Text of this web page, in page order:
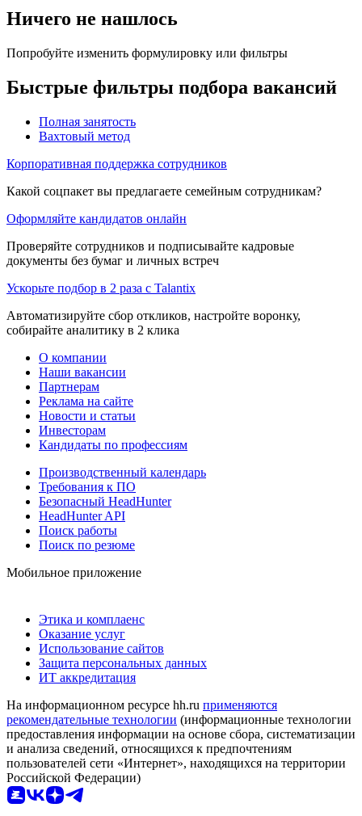
Ничего не нашлось
Попробуйте изменить формулировку или фильтры
Быстрые фильтры подбора вакансий
Полная занятость
Вахтовый метод
Корпоративная поддержка сотрудников
Какой соцпакет вы предлагаете семейным сотрудникам?
Оформляйте кандидатов онлайн
Проверяйте сотрудников и подписывайте кадровые
документы без бумаг и личных встреч
Ускорьте подбор в 2 раза с Talantix
Автоматизируйте сбор откликов, настройте воронку,
собирайте аналитику в 2 клика
О компании
Наши вакансии
Партнерам
Реклама на сайте
Новости и статьи
Инвесторам
Кандидаты по профессиям
Производственный календарь
Требования к ПО
Безопасный HeadHunter
HeadHunter API
Поиск работы
Поиск по резюме
Мобильное приложение
Этика и комплаенс
Оказание услуг
Использование сайтов
Защита персональных данных
ИТ аккредитация
На информационном ресурсе hh.ru применяются
рекомендательные технологии (информационные технологии
предоставления информации на основе сбора, систематизации
и анализа сведений, относящихся к предпочтениям
пользователей сети «Интернет», находящихся на территории
Российской Федерации)